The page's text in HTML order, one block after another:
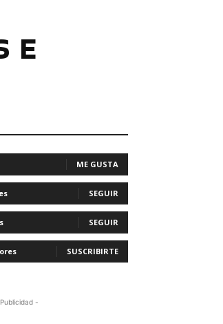
E
ME GUSTA
SEGUIR
SEGUIR
SUSCRIBIRTE
-